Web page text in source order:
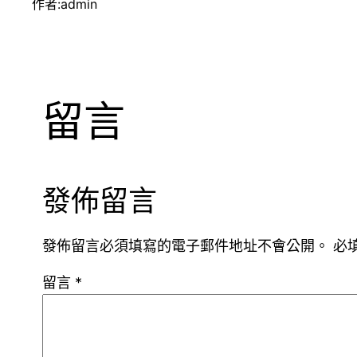
作者:admin
留言
發佈留言
發佈留言必須填寫的電子郵件地址不會公開。 必
留言 *